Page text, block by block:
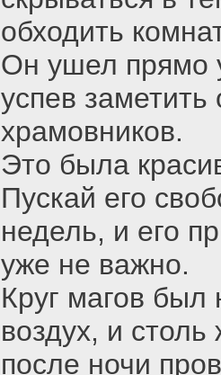
обходить
Он ушел прямо
успев
храмовников.
Это была
Пускай его
недель, и его
уже не важно.
Круг магов был
воздух, и
после ночи